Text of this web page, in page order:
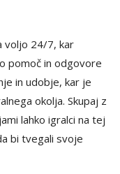
voljo 24/7, kar
pomoč in odgovore
in udobje, kar je
okolja. Skupaj z
lahko igralci na tej
bi tvegali svoje